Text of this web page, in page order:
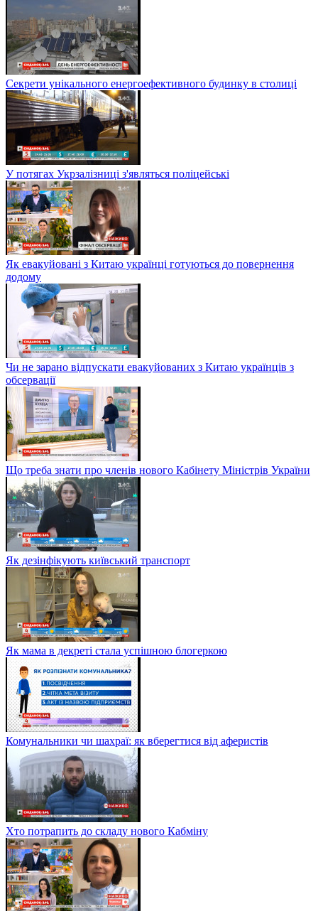
Секрети унікального енергоефективного будинку в столиці
У потягах Укрзалізниці з'являться поліцейські
Як евакуйовані з Китаю українці готуються до повернення
додому
Чи не зарано відпускати евакуйованих з Китаю українців з
обсервації
Що треба знати про членів нового Кабінету Міністрів України
Як дезінфікують київський транспорт
Як мама в декреті стала успішною блогеркою
Комунальники чи шахраї: як вберегтися від аферистів
Хто потрапить до складу нового Кабміну